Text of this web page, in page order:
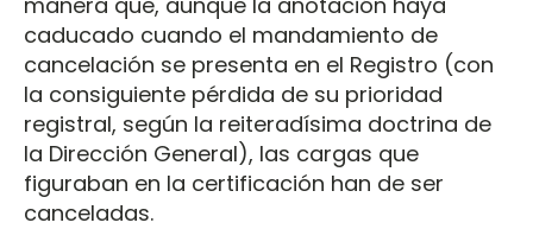
caducado cuando el mandamiento de
cancelación se presenta en el Registro (con
la consiguiente pérdida de su prioridad
registral, según la reiteradísima doctrina de
la Dirección General), las cargas que
figuraban en la certificación han de ser
canceladas.